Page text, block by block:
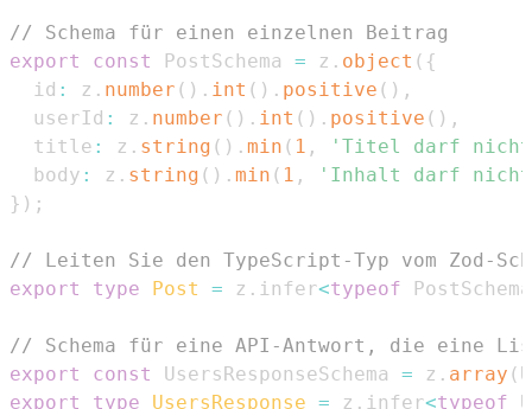
// Schema für einen einzelnen Beitrag
export
const PostSchema = z . object ( {
  id
: z . number ( ) . int ( ) . positive ( ) ,
  userId
: z . number ( ) . int ( ) . positive ( ) ,
  title
: z . string ( ) . min ( 1 ,
'Titel darf
  body
: z . string ( ) . min ( 1 ,
'Inhalt darf
} ) ;
// Leiten Sie den TypeScript-Typ vom Zod-
export
type Post = z . infer<typeof PostSchema
// Schema für eine API-Antwort, die eine
export
const UsersResponseSchema = z . array (
export
type UsersResponse = z . infer<typeof